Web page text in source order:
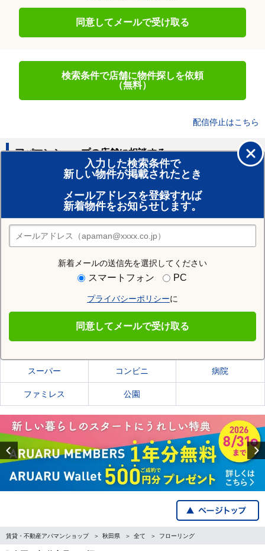
同意してメールで受け取る
検索条件で店舗に物件探しを依頼
（無料）
配信停止はこちら
入力した検索条件で
新しい物件が掲載されたとき
メールアドレスを登録すれば
新着物件をお知らせします。
新着メールの送信先を選択してください
スマートフォン PC
プライバシーポリシーに
同意してメールで受け取る
アパマンショップの店舗に相談する
賃貸のプロがお部屋探し！
おまかせ物件リクエスト
住みたい街の店舗を探す
店舗検索
住む街研究所で大仙市の情報を見る
大仙市の施設一覧
スーパー コンビニ 病院
ファミレス 公園
Previous
賃貸・不動産アパマンショップ 秋田県 全て フローリング